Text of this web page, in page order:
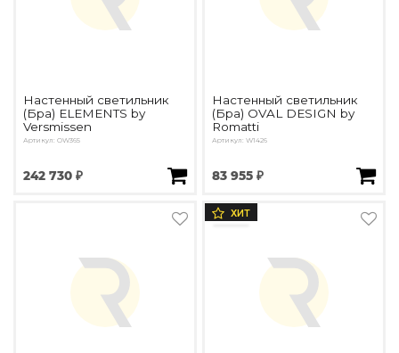
Настенный светильник
(Бра) ELEMENTS by
Versmissen
Артикул: OW365
242 730 ₽
Настенный светильник
(Бра) OVAL DESIGN by
Romatti
Артикул: W1426
83 955 ₽
ХИТ